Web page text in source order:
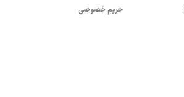
حریم خصوصی